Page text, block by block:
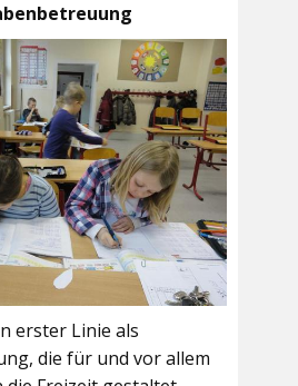
erster Linie als
die für und vor allem